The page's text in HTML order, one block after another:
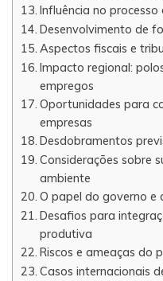
Influência no
Desenvolvimento de
Aspectos fiscais e
Impacto regional:
empregos
Oportunidades para
empresas
Desdobramentos
Considerações sobre
ambiente
O papel do governo e
Desafios para
produtiva
Riscos e ameaças do
Casos internacionais